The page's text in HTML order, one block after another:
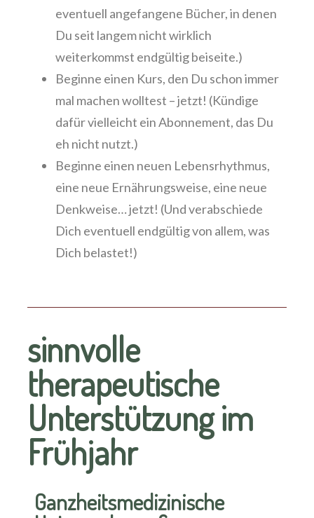
eventuell angefangene Bücher, in denen
Du seit langem nicht wirklich
weiterkommst endgültig beiseite.)
Beginne einen Kurs, den Du schon immer
mal machen wolltest – jetzt! (Kündige
dafür vielleicht ein Abonnement, das Du
eh nicht nutzt.)
Beginne einen neuen Lebensrhythmus,
eine neue Ernährungsweise, eine neue
Denkweise… jetzt! (Und verabschiede
Dich eventuell endgültig von allem, was
Dich belastet!)
sinnvolle
therapeutische
Unterstützung im
Frühjahr
Ganzheitsmedizinische